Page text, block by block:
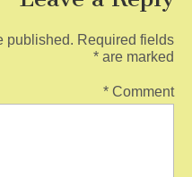
o
k
published. Required fields
are marked
*
Comment
*